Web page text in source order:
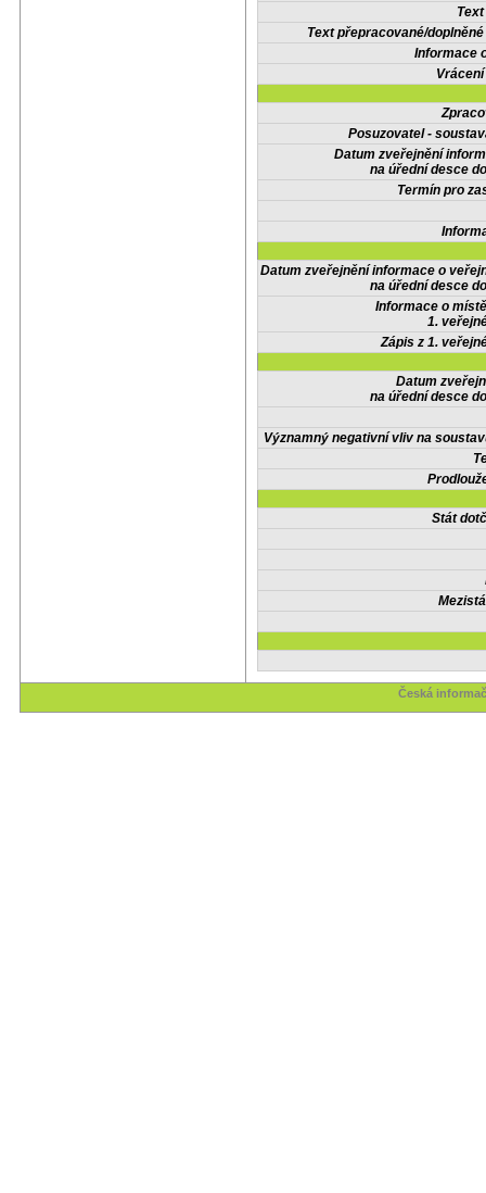
Text přepracované/
Informace
Posuzovatel -
Datum zveřejnění
na úřední desce
Termín pro
Datum zveřejnění informace o
na úřední desce
Informace o
1.
Zápis z 1.
Datum
na úřední desce
Významný negativní vliv na
Stát
Česká